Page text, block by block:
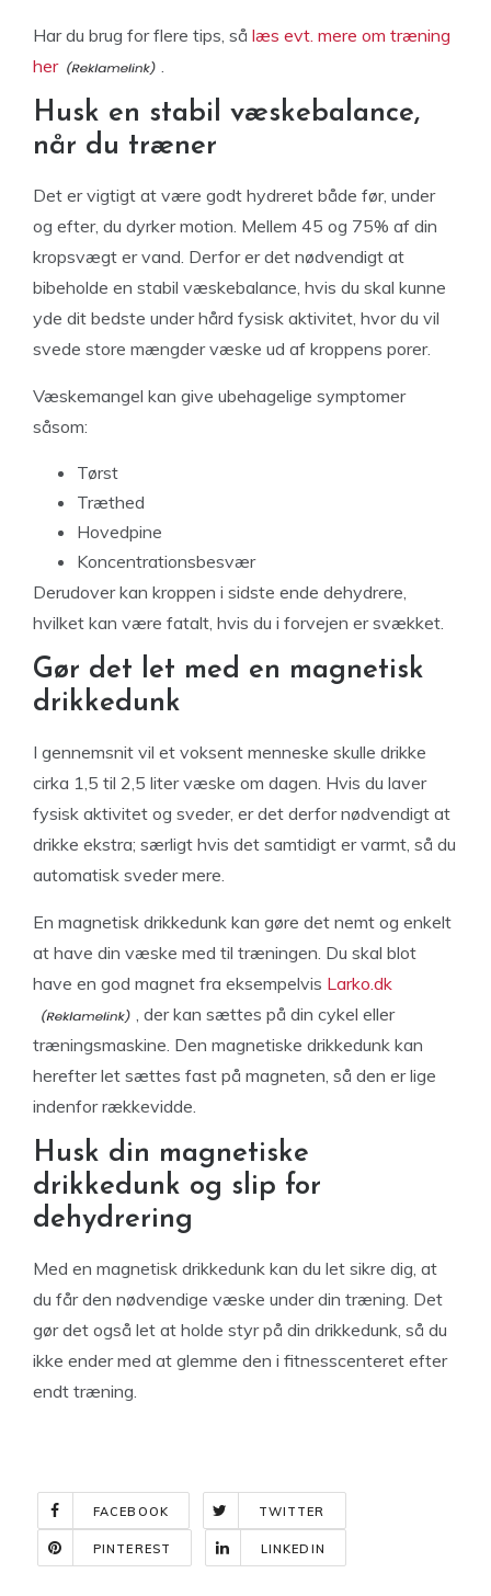
Har du brug for flere tips, så læs evt. mere om træning
her
.
Husk en stabil væskebalance,
når du træner
Det er vigtigt at være godt hydreret både før, under
og efter, du dyrker motion. Mellem 45 og 75% af din
kropsvægt er vand. Derfor er det nødvendigt at
bibeholde en stabil væskebalance, hvis du skal kunne
yde dit bedste under hård fysisk aktivitet, hvor du vil
svede store mængder væske ud af kroppens porer.
Væskemangel kan give ubehagelige symptomer
såsom:
Tørst
Træthed
Hovedpine
Koncentrationsbesvær
Derudover kan kroppen i sidste ende dehydrere,
hvilket kan være fatalt, hvis du i forvejen er svækket.
Gør det let med en magnetisk
drikkedunk
I gennemsnit vil et voksent menneske skulle drikke
cirka 1,5 til 2,5 liter væske om dagen. Hvis du laver
fysisk aktivitet og sveder, er det derfor nødvendigt at
drikke ekstra; særligt hvis det samtidigt er varmt, så du
automatisk sveder mere.
En magnetisk drikkedunk kan gøre det nemt og enkelt
at have din væske med til træningen. Du skal blot
have en god magnet fra eksempelvis Larko.dk
, der kan sættes på din cykel eller
træningsmaskine. Den magnetiske drikkedunk kan
herefter let sættes fast på magneten, så den er lige
indenfor rækkevidde.
Husk din magnetiske
drikkedunk og slip for
dehydrering
Med en magnetisk drikkedunk kan du let sikre dig, at
du får den nødvendige væske under din træning. Det
gør det også let at holde styr på din drikkedunk, så du
ikke ender med at glemme den i fitnesscenteret efter
endt træning.
FACEBOOK TWITTER
PINTEREST LINKEDIN